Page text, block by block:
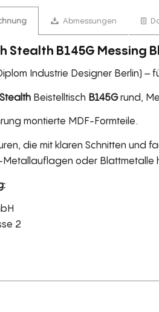
Abmessungen
Stealth B145G Messing
Industrie Designer Berlin) –
Beistelltisch B145Grund,
montierte MDF-Formteile.
die mit klaren Schnitten und
oder Blattmetalle
2